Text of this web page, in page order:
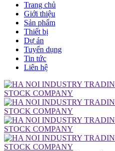
Trang chủ
Giới thiệu
Sản phẩm
Thiết bị
Dự án
Tuyển dụng
Tin tức
Liên hệ